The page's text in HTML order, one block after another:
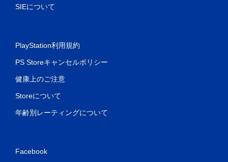
SIEについて
PlayStation利用規約
PS Storeキャンセルポリシー
健康上のご注意
Storeについて
年齢別レーティングについて
Facebook